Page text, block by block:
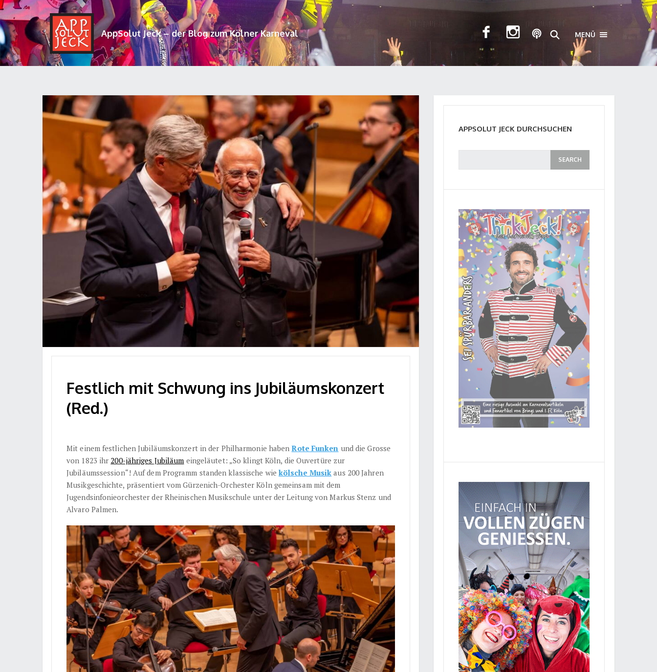
AppSolut Jeck – der Blog zum Kölner Karneval MENÜ TOGGLE
Festlich mit Schwung ins Jubiläumskonzert
(Red.)
Mit einem festlichen Jubiläumskonzert in der Philharmonie habenRote Funken und die Grosse
von 1823 ihr 200-jähriges Jubiläum eingeläutet: „So klingt Köln, die Ouvertüre zur
Jubiläumssession“! Auf dem Programm standen klassische wie kölsche Musik aus 200 Jahren
Musikgeschichte, präsentiert vom Gürzenich-Orchester Köln gemeinsam mit dem
Jugendsinfonieorchester der Rheinischen Musikschule unter der Leitung von Markus Stenz und
Alvaro Palmen.
APPSOLUT JECK DURCHSUCHEN